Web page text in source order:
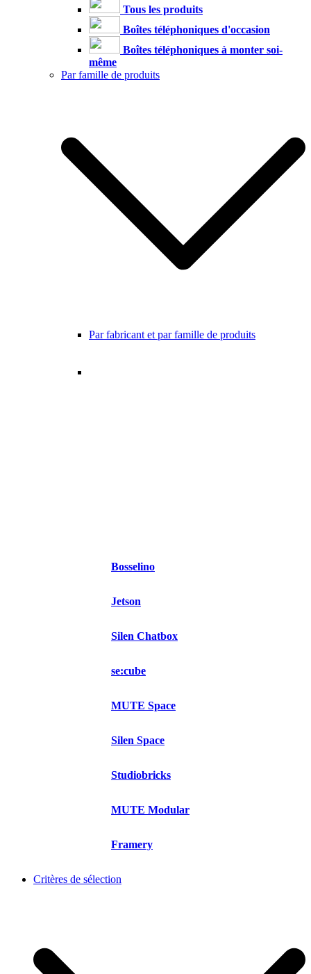
Tous les produits
Boîtes téléphoniques d'occasion
Boîtes téléphoniques à monter soi-
même
Par famille de produits
Par fabricant et par famille de produits
Bosselino
Jetson
Silen Chatbox
se:cube
MUTE Space
Silen Space
Studiobricks
MUTE Modular
Framery
Critères de sélection